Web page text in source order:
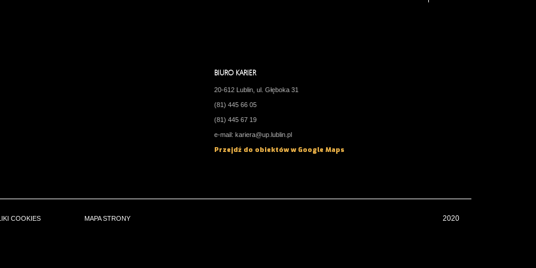
BIURO KARIER
20-612 Lublin, ul. Głęboka 31
(81) 445 66 05
(81) 445 67 19
e-mail: kariera@up.lublin.pl
Przejdź do obiektów w Google Maps
COOKIES MAPA STRONY 2020